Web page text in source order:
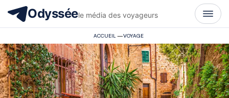
Odysséele média des voyageurs
ACCUEIL —VOYAGE